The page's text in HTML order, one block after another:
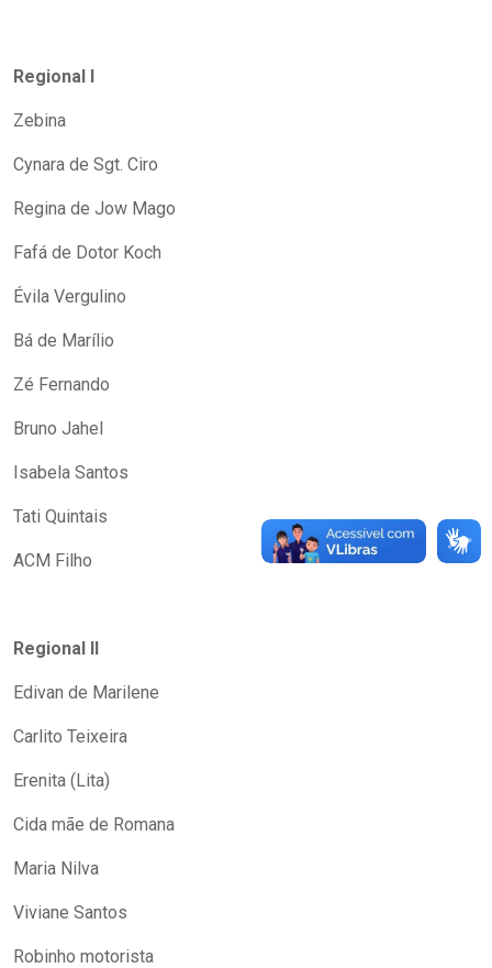
Regional I
Zebina
Cynara de Sgt. Ciro
Regina de Jow Mago
Fafá de Dotor Koch
Évila Vergulino
Bá de Marílio
Zé Fernando
Bruno Jahel
Isabela Santos
Tati Quintais
ACM Filho
Regional II
Edivan de Marilene
Carlito Teixeira
Erenita (Lita)
Cida mãe de Romana
Maria Nilva
Viviane Santos
Robinho motorista